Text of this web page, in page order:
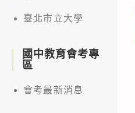
臺北市立大學
國中教育會考專
區
會考最新消息